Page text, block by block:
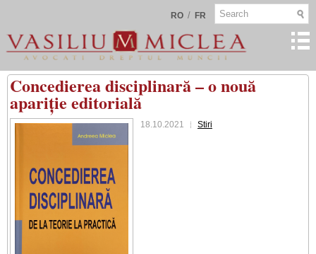
RO / FR
Concedierea disciplinară – o nouă
apariție editorială
18.10.2021 Stiri